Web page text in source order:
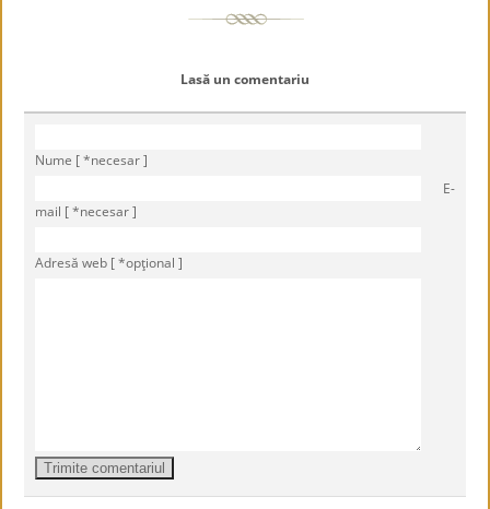
Lasă un comentariu
Nume [ *necesar ]
E-
mail [ *necesar ]
Adresă web [ *opţional ]